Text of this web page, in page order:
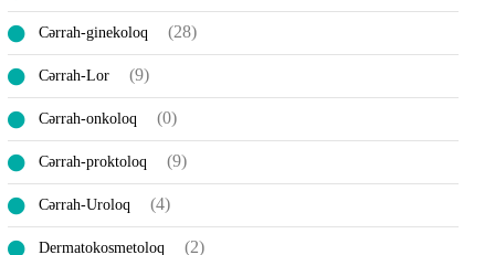
Cərrah-ginekoloq (28)
Cərrah-Lor (9)
Cərrah-onkoloq (0)
Cərrah-proktoloq (9)
Cərrah-Uroloq (4)
Dermatokosmetoloq (2)